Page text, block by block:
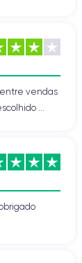
entre vendas
...